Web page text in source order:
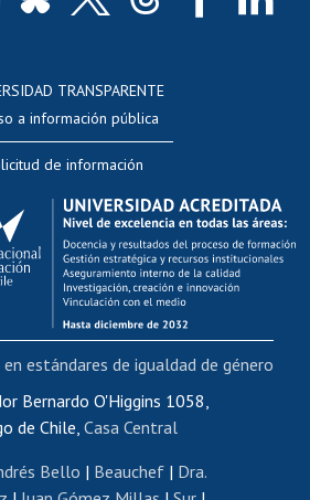
Docentes
Perfeccionamiento
Portafolio Académico
Evaluación docente
académica
al AUCAI
Funcionarias/os
internos de capacitación
del personal
de movilidad interna
de renta
de renta honorarios
Editar páginas blancas
TRANSPARENTE
a información pública
de información
Bernardo O'Higgins 1058,
de Chile,Casa Central
Bello | Beauchef| Dra.
estándares de igualdad de género